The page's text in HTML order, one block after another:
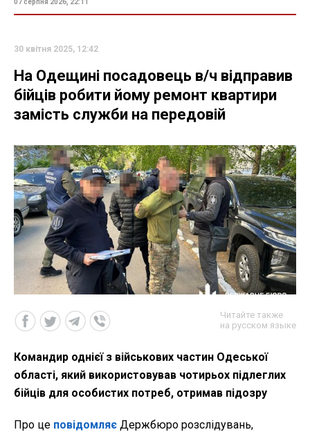
07 серпня 2026, 22:11
30 квітня 2025, 12:42
На Одещині посадовець в/ч відправив
бійців робити йому ремонт квартири
замість служби на передовій
Читайте также
на русском языке
Командир однієї з військових частин Одеської
області, який використовував чотирьох підлеглих
бійців для особистих потреб, отримав підозру
Про це повідомляє Держбюро розслідувань,